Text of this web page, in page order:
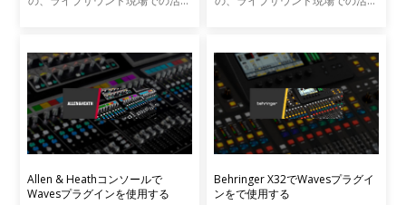
Allen & Heathコンソールで
Wavesプラグインを使用する
Behringer X32でWavesプラグイ
ンをで使用する